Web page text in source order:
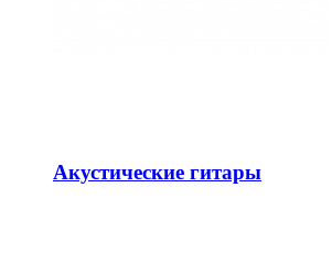
Акустические гитары